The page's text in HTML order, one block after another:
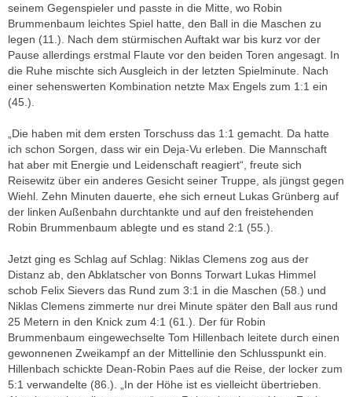
seinem Gegenspieler und passte in die Mitte, wo Robin
Brummenbaum leichtes Spiel hatte, den Ball in die Maschen zu
legen (11.). Nach dem stürmischen Auftakt war bis kurz vor der
Pause allerdings erstmal Flaute vor den beiden Toren angesagt. In
die Ruhe mischte sich Ausgleich in der letzten Spielminute. Nach
einer sehenswerten Kombination netzte Max Engels zum 1:1 ein
(45.).
„Die haben mit dem ersten Torschuss das 1:1 gemacht. Da hatte
ich schon Sorgen, dass wir ein Deja-Vu erleben. Die Mannschaft
hat aber mit Energie und Leidenschaft reagiert“, freute sich
Reisewitz über ein anderes Gesicht seiner Truppe, als jüngst gegen
Wiehl. Zehn Minuten dauerte, ehe sich erneut Lukas Grünberg auf
der linken Außenbahn durchtankte und auf den freistehenden
Robin Brummenbaum ablegte und es stand 2:1 (55.).
Jetzt ging es Schlag auf Schlag: Niklas Clemens zog aus der
Distanz ab, den Abklatscher von Bonns Torwart Lukas Himmel
schob Felix Sievers das Rund zum 3:1 in die Maschen (58.) und
Niklas Clemens zimmerte nur drei Minute später den Ball aus rund
25 Metern in den Knick zum 4:1 (61.). Der für Robin
Brummenbaum eingewechselte Tom Hillenbach leitete durch einen
gewonnenen Zweikampf an der Mittellinie den Schlusspunkt ein.
Hillenbach schickte Dean-Robin Paes auf die Reise, der locker zum
5:1 verwandelte (86.). „In der Höhe ist es vielleicht übertrieben.